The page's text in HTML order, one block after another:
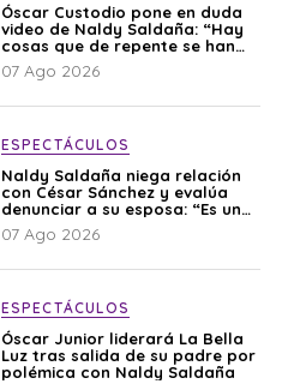
Óscar Custodio pone en duda
video de Naldy Saldaña: “Hay
cosas que de repente se han
editado”
07 Ago 2026
ESPECTÁCULOS
Naldy Saldaña niega relación
con César Sánchez y evalúa
denunciar a su esposa: “Es una
difamación”
07 Ago 2026
ESPECTÁCULOS
Óscar Junior liderará La Bella
Luz tras salida de su padre por
polémica con Naldy Saldaña